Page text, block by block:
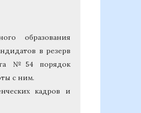
образования
в резерв
№54 порядок
с ним.
кадров и